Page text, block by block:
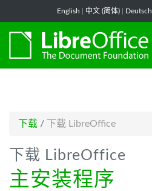
English 中文 (简体) Deutsch
下载 / 下载 LibreOffice
下载 LibreOffice
主安装程序